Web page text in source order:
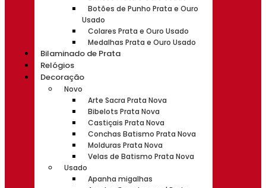
Botões de Punho Prata e Ouro
Usado
Colares Prata e Ouro Usado
Medalhas Prata e Ouro Usado
Bilaminado de Prata
Relógios
Decoração
Novo
Arte Sacra Prata Nova
Bibelots Prata Nova
Castiçais Prata Nova
Conchas Batismo Prata Nova
Molduras Prata Nova
Velas de Batismo Prata Nova
Usado
Apanha migalhas